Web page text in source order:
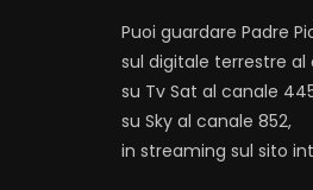
Puoi guardare Padre
sul digitale terrestre al
su Tv Sat al canale
su Sky al canale 852,
in streaming sul sito